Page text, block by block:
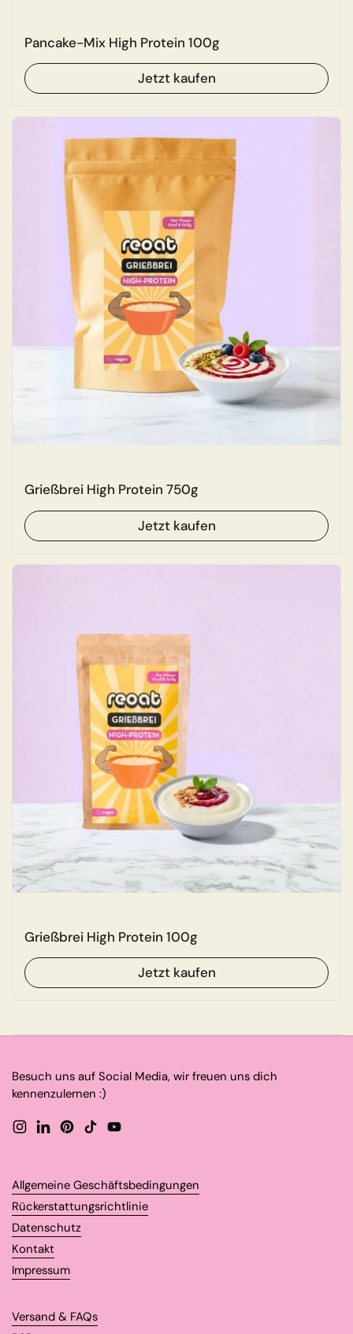
Pancake-Mix High Protein 100g
Jetzt kaufen
Grießbrei High Protein 750g
Jetzt kaufen
Grießbrei High Protein 100g
Jetzt kaufen
Besuch uns auf Social Media, wir freuen uns dich
kennenzulernen :)
Instagram
LinkedInPinterest
TikTokYouTube
Allgemeine Geschäftsbedingungen
Rückerstattungsrichtlinie
Datenschutz
Kontakt
Impressum
Versand & FAQs